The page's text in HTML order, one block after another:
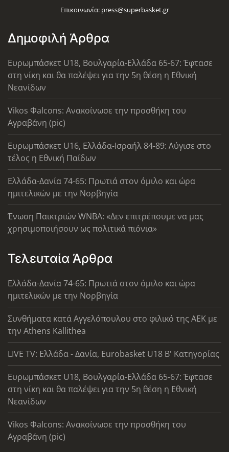
Επικοινωνία: press@superbasket.gr
Δημοφιλή Άρθρα
Ευρωμπάσκετ U18, Βουλγαρία-Ελλάδα 65-67: Έφτασε
στη νίκη και θα παλέψει για την 5η θέση η Εθνική
Νεανίδων
Vikos Φalcons: Ανακοίνωσε την προσθήκη του
Αγραβάνη (pic)
Ευρωμπάσκετ U16, Ελλάδα-Ισραήλ 84-89: Λύγισε στο
τέλος η Εθνική Παίδων
Ελλάδα-Δανία 74-65: Πρωτιά στον όμιλο και ώρα
ημιτελικών με την Νορβηγία
Ένωση Παικτριών WNBA: «Δεν επιτρέπουμε να μας
χρησιμοποιήσουν ως πολιτικά πιόνια»
Τελευταία Άρθρα
Ελλάδα-Δανία 74-65: Πρωτιά στον όμιλο και ώρα
ημιτελικών με την Νορβηγία
Συνθήματα κατά Αγγελόπουλου στο φιλικό της ΑΕΚ με
την Athens Kallithea
LIVE TV: Ελλάδα - Δανία, Eurobasket U18 Β' Κατηγορίας
Ευρωμπάσκετ U18, Βουλγαρία-Ελλάδα 65-67: Έφτασε
στη νίκη και θα παλέψει για την 5η θέση η Εθνική
Νεανίδων
Vikos Φalcons: Ανακοίνωσε την προσθήκη του
Αγραβάνη (pic)